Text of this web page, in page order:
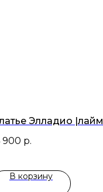
Элладио |лайм
900 р.
В корзину